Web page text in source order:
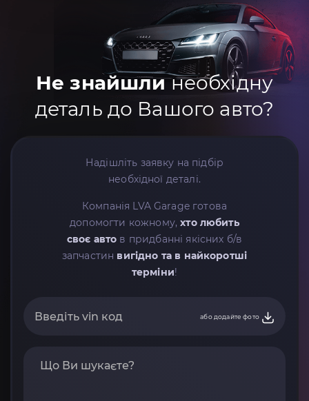
Не знайшлинеобхідну
деталь до Вашого авто?
Надішліть заявку на підбір
необхідної деталі.
Компанія LVA Garage готова
допомогти кожному,хто любить
своє авто в придбанні якісних б/в
запчастин вигідно та в найкоротші
терміни!
або додайте фото